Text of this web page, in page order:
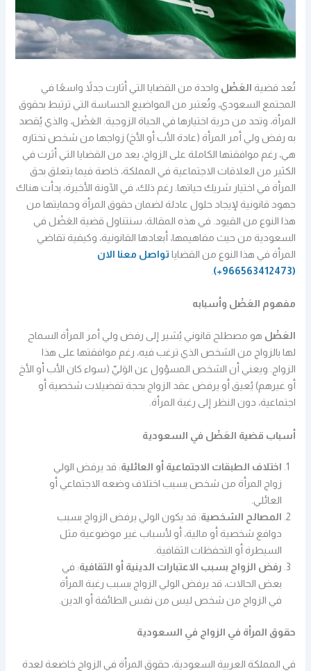
تُعد قضية العَضْل واحدة من القضايا التي أثارت جدلاً واسعًا في
المجتمع السعودي، وتُعتبر من المواضيع الحساسة التي ترتبط بحقوق
المرأة، وتحد من حرية اختيارها في الحياة الزوجية. العَضْل، والذي يُقصد
به رفض ولي أمر المرأة (عادة الأب أو الأخ) زواجها من شخص تختاره
هي، رغم موافقتها الكاملة على الزواج، يعد من القضايا التي أثرت في
الكثير من العلاقات الاجتماعية في المملكة، خاصة فيما يتعلق بحق
المرأة في اختيار شريك حياتها. رغم ذلك، في الآونة الأخيرة، بدأت هناك
جهود قانونية لإيجاد حلول عادلة لضمان حقوق المرأة وحمايتها من
هذا النوع من القيود. في هذه المقالة، سنتناول قضية العَضْل في
السعودية من حيث مفاهيمها، أبعادها القانونية، وكيفية تقاضي
المرأة في هذا النوع من القضايا تواصل معنا الان
(966563412473+)
مفهوم العَضْل وأسبابه
العَضْل هو مصطلح قانوني يُشير إلى رفض ولي أمر المرأة السماح
لها بالزواج من الشخص الذي ترغب فيه، رغم موافقتها على هذا
الزواج. ويعني أن الشخص المسؤول عن الوَليّ (سواء كان الأب أو الأخ
أو غيرهم) يُعيق أو يرفض عقد الزواج بحجة تفضيلات شخصية أو
اجتماعية، دون النظر إلى رغبة المرأة.
أسباب قضية العَضْل في السعودية
اختلاف الطبقات الاجتماعية أو العائلية: قد يرفض الولي
زواج المرأة من شخص بسبب اختلاف وضعه الاجتماعي أو
العائلي.
المصالح الشخصية: قد يكون الولي يرفض الزواج بسبب
دوافع شخصية أو مالية، أو لأسباب غير موضوعية مثل
السيطرة أو التحفظات الثقافية.
رفض الزواج بسبب الاعتبارات الدينية أو الثقافية: في
بعض الحالات، قد يرفض الولي الزواج بسبب رغبة المرأة
في الزواج من شخص ليس من نفس الطائفة أو الدين.
حقوق المرأة في الزواج في السعودية
في المملكة العربية السعودية، حقوق المرأة في الزواج خاضعة لعدة